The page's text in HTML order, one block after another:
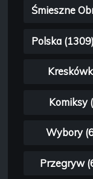
Śmieszne
Polska (1309)
Komiksy
Wybory
Przegryw